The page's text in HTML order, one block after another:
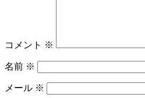
コメント ※
名前 ※
メール ※